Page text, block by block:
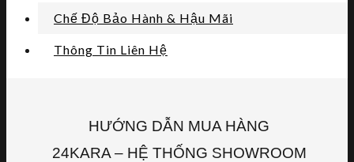
Chế Độ Bảo Hành & Hậu Mãi
Thông Tin Liên Hệ
HƯỚNG DẪN MUA HÀNG
24KARA – HỆ THỐNG SHOWROOM